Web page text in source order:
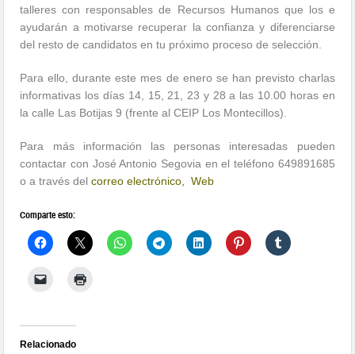
talleres con responsables de Recursos Humanos que los e
ayudarán a motivarse recuperar la confianza y diferenciarse
del resto de candidatos en tu próximo proceso de selección.
Para ello, durante este mes de enero se han previsto charlas
informativas los días 14, 15, 21, 23 y 28 a las 10.00 horas en
la calle Las Botijas 9 (frente al CEIP Los Montecillos).
Para más información las personas interesadas pueden
contactar con José Antonio Segovia en el teléfono 649891685
o a través delcorreo electrónico, Web
Comparte esto:
Relacionado